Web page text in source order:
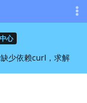
心
少依赖curl，求解